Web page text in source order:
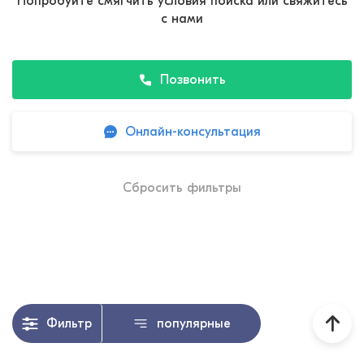
с нами
Позвонить
Онлайн-консультация
Сбросить фильтры
Фильтр популярные